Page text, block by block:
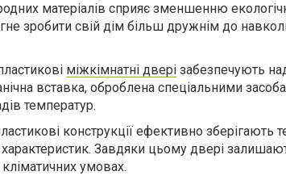
матеріалів сприяє зменшенню
зробити свій дім більш дружнім до
міжкімнатні двері забезпечують
вставка, оброблена спеціальними
температур.
конструкції ефективно зберігають
характеристик. Завдяки цьому двері
умовах.